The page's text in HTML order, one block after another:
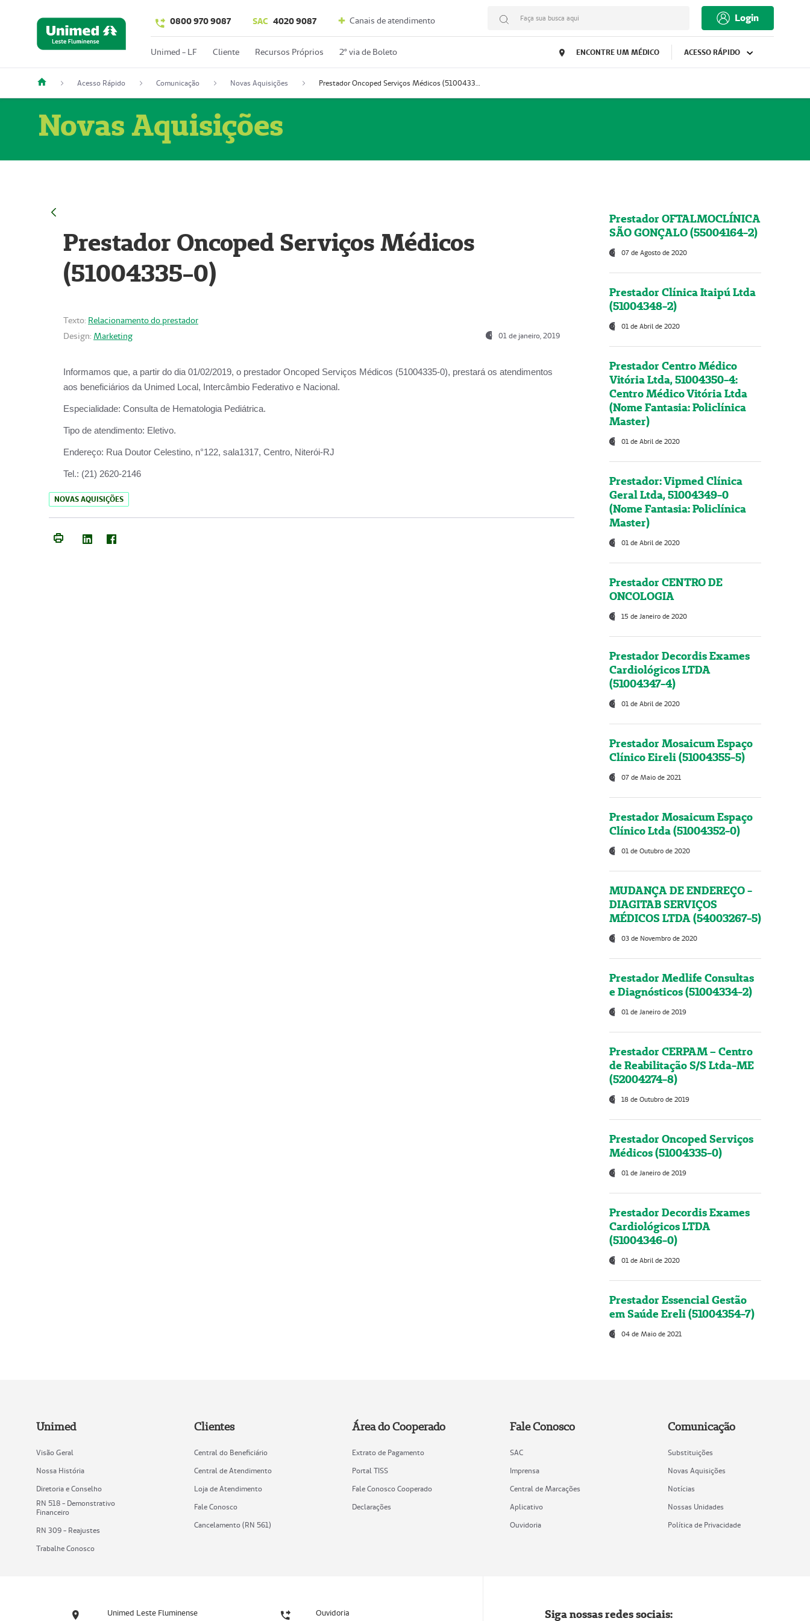
0800 970 9087 SAC 4020 9087 Canais de atendimento Faça sua busca aqui Login
Unimed - LF Cliente Recursos Próprios 2º via de Boleto ENCONTRE UM MÉDICO ACESSO RÁPIDO
Acesso Rápido Comunicação Novas Aquisições Prestador Oncoped Serviços Médicos (51004335-0)
Novas Aquisições
Prestador Oncoped Serviços Médicos
(51004335-0)
Texto: Relacionamento do prestador
Design: Marketing 01 de janeiro, 2019
Informamos que, a partir do dia 01/02/2019, o prestador Oncoped Serviços Médicos (51004335-0), prestará os atendimentos
aos beneficiários da Unimed Local, Intercâmbio Federativo e Nacional.
Especialidade: Consulta de Hematologia Pediátrica.
Tipo de atendimento: Eletivo.
Endereço: Rua Doutor Celestino, n°122, sala1317, Centro, Niterói-RJ
Tel.: (21) 2620-2146
NOVAS AQUISIÇÕES
Prestador OFTALMOCLÍNICA
SÃO GONÇALO (55004164-2)
07 de Agosto de 2020
Prestador Clínica Itaipú Ltda
(51004348-2)
01 de Abril de 2020
Prestador Centro Médico
Vitória Ltda, 51004350-4:
Centro Médico Vitória Ltda
(Nome Fantasia: Policlínica
Master)
01 de Abril de 2020
Prestador: Vipmed Clínica
Geral Ltda, 51004349-0
(Nome Fantasia: Policlínica
Master)
01 de Abril de 2020
Prestador CENTRO DE
ONCOLOGIA
15 de Janeiro de 2020
Prestador Decordis Exames
Cardiológicos LTDA
(51004347-4)
01 de Abril de 2020
Prestador Mosaicum Espaço
Clínico Eireli (51004355-5)
07 de Maio de 2021
Prestador Mosaicum Espaço
Clínico Ltda (51004352-0)
01 de Outubro de 2020
MUDANÇA DE ENDEREÇO -
DIAGITAB SERVIÇOS
MÉDICOS LTDA (54003267-5)
03 de Novembro de 2020
Prestador Medlife Consultas
e Diagnósticos (51004334-2)
01 de Janeiro de 2019
Prestador CERPAM – Centro
de Reabilitação S/S Ltda-ME
(52004274-8)
18 de Outubro de 2019
Prestador Oncoped Serviços
Médicos (51004335-0)
01 de Janeiro de 2019
Prestador Decordis Exames
Cardiológicos LTDA
(51004346-0)
01 de Abril de 2020
Prestador Essencial Gestão
em Saúde Ereli (51004354-7)
04 de Maio de 2021
Unimed
Visão Geral
Nossa História
Diretoria e Conselho
RN 518 - Demonstrativo
Financeiro
RN 309 - Reajustes
Trabalhe Conosco
Clientes
Central do Beneficiário
Central de Atendimento
Loja de Atendimento
Fale Conosco
Cancelamento (RN 561)
Área do Cooperado
Extrato de Pagamento
Portal TISS
Fale Conosco Cooperado
Declarações
Fale Conosco
SAC
Imprensa
Central de Marcações
Aplicativo
Ouvidoria
Comunicação
Substituições
Novas Aquisições
Notícias
Nossas Unidades
Política de Privacidade
Unimed Leste Fluminense Ouvidoria Siga nossas redes sociais: